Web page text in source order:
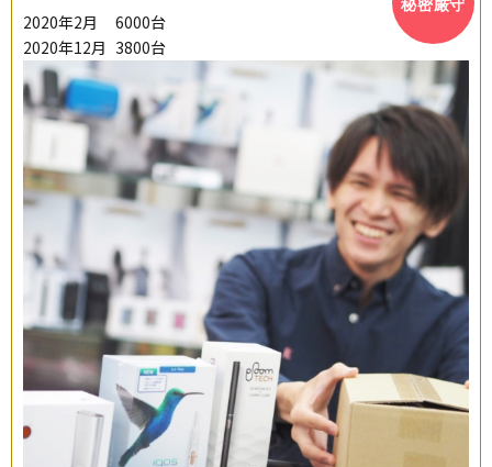
2020年2月
6000台
2020年12月 3800台